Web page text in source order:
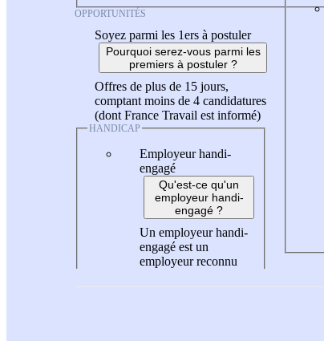
OPPORTUNITÉS
Soyez parmi les 1ers à postuler
Pourquoi serez-vous parmi les
premiers à postuler ?
Offres de plus de 15 jours,
comptant moins de 4 candidatures
(dont France Travail est informé)
HANDICAP
Employeur handi-
engagé
Qu'est-ce qu'un
employeur handi-
engagé ?
Un employeur handi-
engagé est un
employeur reconnu